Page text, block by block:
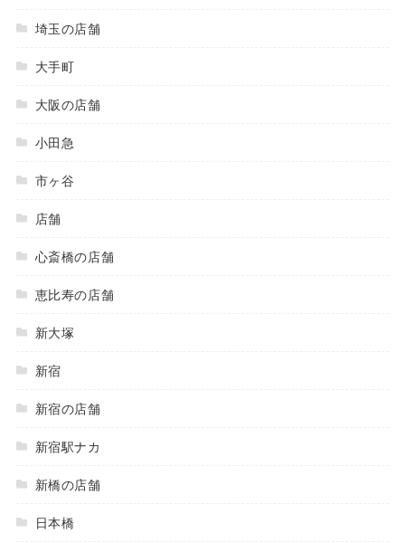
埼玉の店舗
大手町
大阪の店舗
小田急
市ヶ谷
店舗
心斎橋の店舗
恵比寿の店舗
新大塚
新宿
新宿の店舗
新宿駅ナカ
新橋の店舗
日本橋